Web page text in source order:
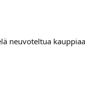
neuvoteltua